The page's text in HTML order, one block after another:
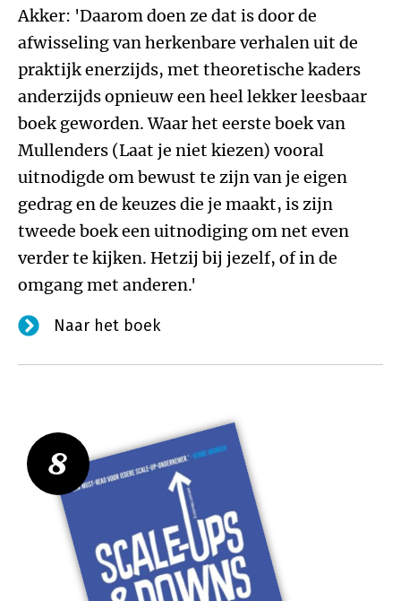
Akker: 'Daarom doen ze dat is door de
afwisseling van herkenbare verhalen uit de
praktijk enerzijds, met theoretische kaders
anderzijds opnieuw een heel lekker leesbaar
boek geworden. Waar het eerste boek van
Mullenders (Laat je niet kiezen) vooral
uitnodigde om bewust te zijn van je eigen
gedrag en de keuzes die je maakt, is zijn
tweede boek een uitnodiging om net even
verder te kijken. Hetzij bij jezelf, of in de
omgang met anderen.'
Naar het boek
8